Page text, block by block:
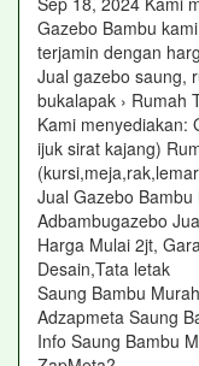
Gazebo Bambu
terjamin dengan
Jual gazebo saung,
bukalapak › Rumah
Kami menyediakan:
ijuk sirat kajang)
Jual Gazebo Bambu
Adbambugazebo
Harga Mulai 2jt,
Desain,Tata letak
Saung Bambu Murah‎
Adzapmeta Saung
Info Saung Bambu